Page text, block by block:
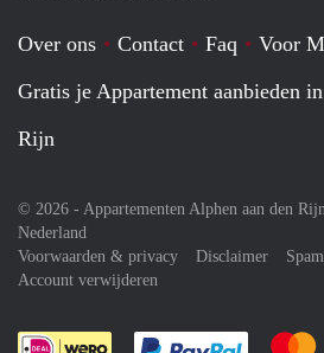
Over ons Contact Faq
Voor
Gratis je Appartement aanbieden
Rijn
© 2026 - Appartementen Alphen aan den
Nederland
Voorwaarden & privacy
Disclaimer
Account verwijderen